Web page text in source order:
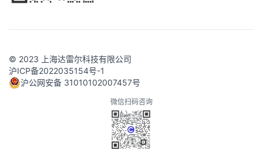
© 2023 上海达雷尔科技有限公司
沪ICP备2022035154号-1
沪公网安备 31010102007457号
微信扫码咨询